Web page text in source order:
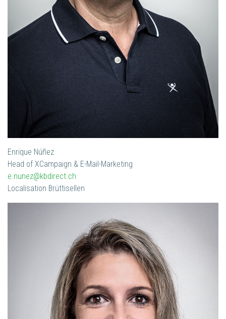
Enrique Núñez
Head of XCampaign & E-Mail-Marketing
e.nunez@kbdirect.ch
Localisation Brüttisellen